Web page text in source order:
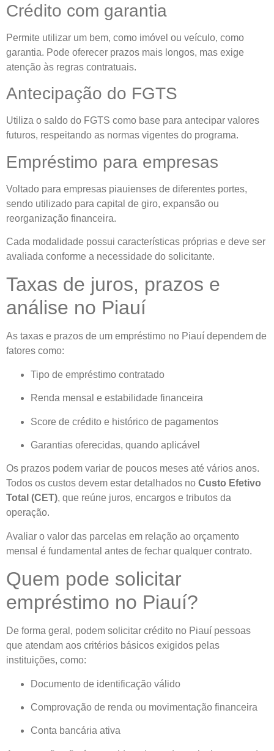
Crédito com garantia
Permite utilizar um bem, como imóvel ou veículo, como
garantia. Pode oferecer prazos mais longos, mas exige
atenção às regras contratuais.
Antecipação do FGTS
Utiliza o saldo do FGTS como base para antecipar valores
futuros, respeitando as normas vigentes do programa.
Empréstimo para empresas
Voltado para empresas piauienses de diferentes portes,
sendo utilizado para capital de giro, expansão ou
reorganização financeira.
Cada modalidade possui características próprias e deve ser
avaliada conforme a necessidade do solicitante.
Taxas de juros, prazos e
análise no Piauí
As taxas e prazos de um empréstimo no Piauí dependem de
fatores como:
Tipo de empréstimo contratado
Renda mensal e estabilidade financeira
Score de crédito e histórico de pagamentos
Garantias oferecidas, quando aplicável
Os prazos podem variar de poucos meses até vários anos.
Todos os custos devem estar detalhados no Custo Efetivo
Total (CET), que reúne juros, encargos e tributos da
operação.
Avaliar o valor das parcelas em relação ao orçamento
mensal é fundamental antes de fechar qualquer contrato.
Quem pode solicitar
empréstimo no Piauí?
De forma geral, podem solicitar crédito no Piauí pessoas
que atendam aos critérios básicos exigidos pelas
instituições, como:
Documento de identificação válido
Comprovação de renda ou movimentação financeira
Conta bancária ativa